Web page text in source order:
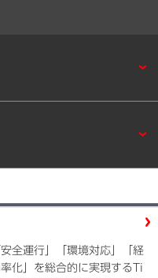
全運行」「環境対応」「経
化」を総合的に実現するTi